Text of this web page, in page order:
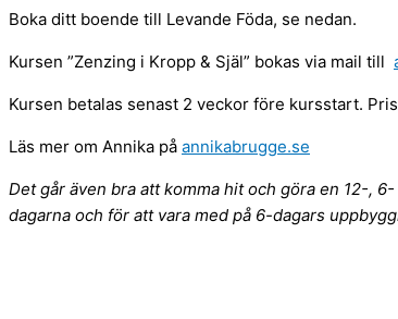
Boka ditt boende till Levande Föda, se nedan.
Kursen ”Zenzing i Kropp & Själ” bokas via mail till
Kursen betalas senast 2 veckor före kursstart.
Läs mer om Annika på annikabrugge.se
Det går även bra att komma hit och göra en 12-,
dagarna och för att vara med på 6-dagars